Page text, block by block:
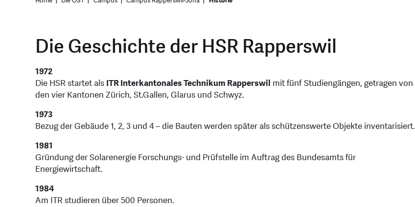
Die Geschichte der HSR Rapperswil
1972
Die HSR startet als ITR Interkantonales Technikum Rapperswil mit fünf Studiengängen, getragen von
den vier Kantonen Zürich, St.Gallen, Glarus und Schwyz.
1973
Bezug der Gebäude 1, 2, 3 und 4 – die Bauten werden später als schützenswerte Objekte inventarisiert.
1981
Gründung der Solarenergie Forschungs- und Prüfstelle im Auftrag des Bundesamts für
Energiewirtschaft.
1984
Am ITR studieren über 500 Personen.